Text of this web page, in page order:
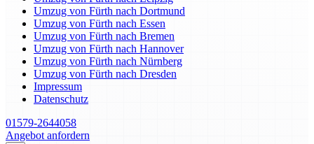
Umzug von Fürth nach Dortmund
Umzug von Fürth nach Essen
Umzug von Fürth nach Bremen
Umzug von Fürth nach Hannover
Umzug von Fürth nach Nürnberg
Umzug von Fürth nach Dresden
Impressum
Datenschutz
01579-2644058
Angebot anfordern